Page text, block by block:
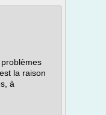
la raison
à